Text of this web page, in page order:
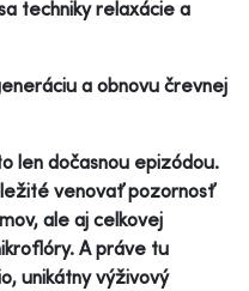
techniky relaxácie a
a obnovu črevnej
len dočasnou epizódou.
venovať pozornosť
ale aj celkovej
A práve tu
unikátny výživový